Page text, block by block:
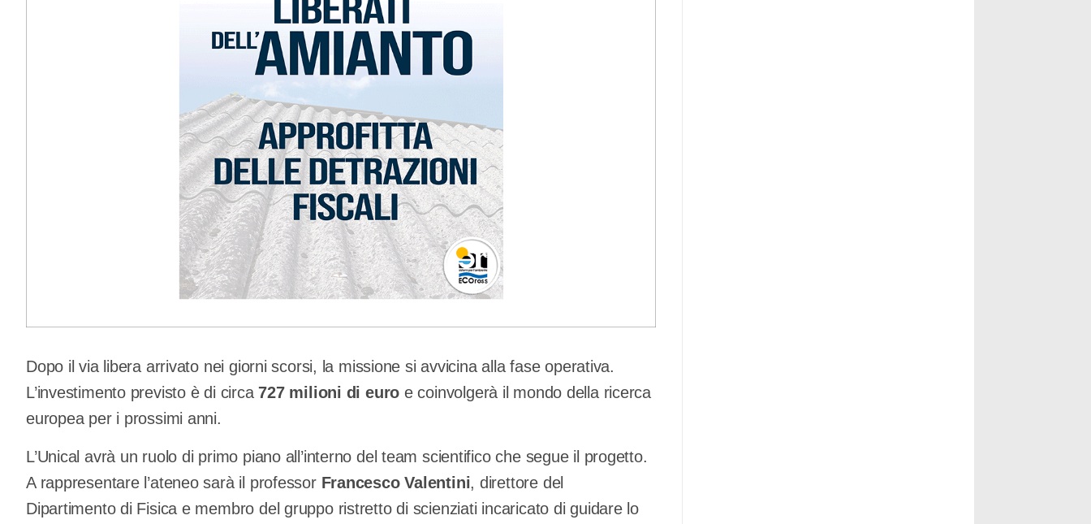
Dopo il via libera arrivato nei giorni scorsi, la missione si avvicina alla fase operativa.
L’investimento previsto è di circa727 milioni di euro e coinvolgerà il mondo della ricerca
europea per i prossimi anni.
L’Unical avrà un ruolo di primo piano all’interno del team scientifico che segue il progetto.
A rappresentare l’ateneo sarà il professor Francesco Valentini, direttore del
Dipartimento di Fisica e membro del gruppo ristretto di scienziati incaricato di guidare lo